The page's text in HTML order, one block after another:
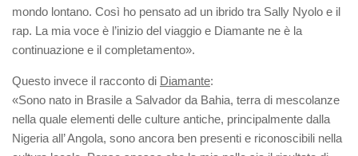
mondo lontano. Così ho pensato ad un ibrido tra Sally Nyolo e il
rap. La mia voce è l’inizio del viaggio e Diamante ne è la
continuazione e il completamento».
Questo invece il racconto di Diamante:
«Sono nato in Brasile a Salvador da Bahia, terra di mescolanze
nella quale elementi delle culture antiche, principalmente dalla
Nigeria all’ Angola, sono ancora ben presenti e riconoscibili nella